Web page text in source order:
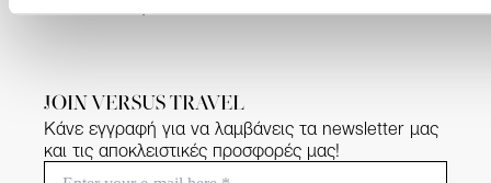
JOIN VERSUS TRAVEL
Κάνε εγγραφή για να λαμβάνεις τα newsletter μας
και τις αποκλειστικές προσφορές μας!